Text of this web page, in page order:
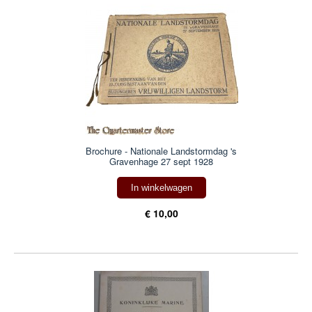
Brochure - Nationale Landstormdag 's
Gravenhage 27 sept 1928
In winkelwagen
€ 10,00